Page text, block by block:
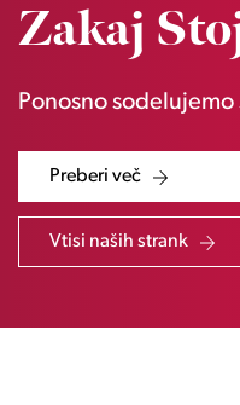
Zakaj
Ponosno
Preberi več
Vtisi naših strank